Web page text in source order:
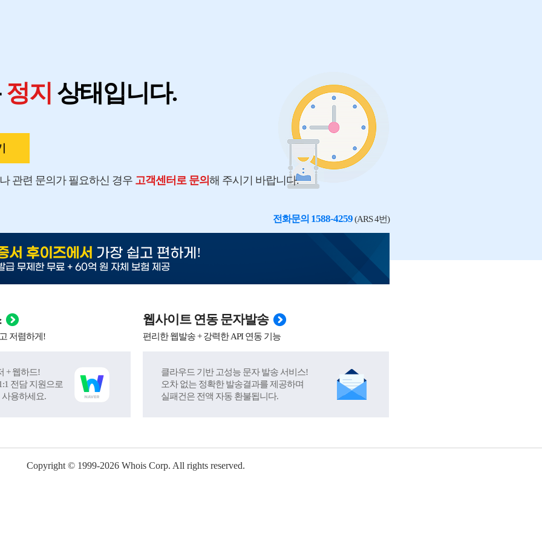
정지 상태입니다.
관련 문의가 필요하신 경우 고객센터로 문의해 주시기 바랍니다.
전화문의 1588-4259(ARS 4번)
서 후이즈에서 가장 쉽고 편하게 !
급 무제한 무료 + 60억 원 자체 보험 제공
저렴하게!
+ 웹하드!
전담 지원으로
용하세요.
웹사이트 연동 문자발송
편리한 웹발송 + 강력한 API 연동 기능
클라우드 기반 고성능 문자 발송 서비스!
오차 없는 정확한 발송결과를 제공하며
실패건은 전액 자동 환불됩니다.
Copyright © 1999-2026Whois Corp. All rights reserved.